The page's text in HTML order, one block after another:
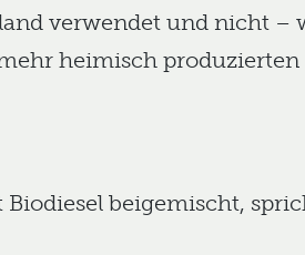
verwendet und nicht –
heimisch produzierten
beigemischt,